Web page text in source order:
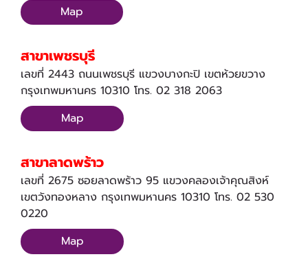
Map
สาขาเพชรบุรี
เลขที่ 2443 ถนนเพชรบุรี แขวงบางกะปิ เขตห้วยขวาง
กรุงเทพมหานคร 10310 โทร. 02 318 2063
Map
สาขาลาดพร้าว
เลขที่ 2675 ซอยลาดพร้าว 95 แขวงคลองเจ้าคุณสิงห์
เขตวังทองหลาง กรุงเทพมหานคร 10310 โทร. 02 530
0220
Map